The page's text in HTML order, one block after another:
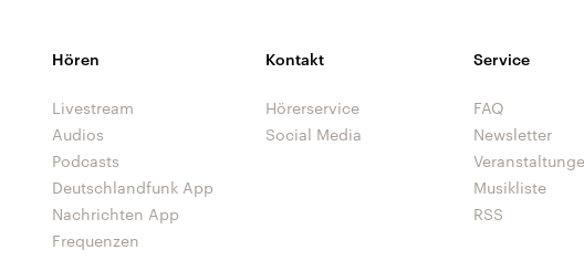
Hören
Livestream
Audios
Podcasts
Deutschlandfunk App
Nachrichten App
Frequenzen
Kontakt
Hörerservice
Social Media
Service
FAQ
Newsletter
Musikliste
RSS